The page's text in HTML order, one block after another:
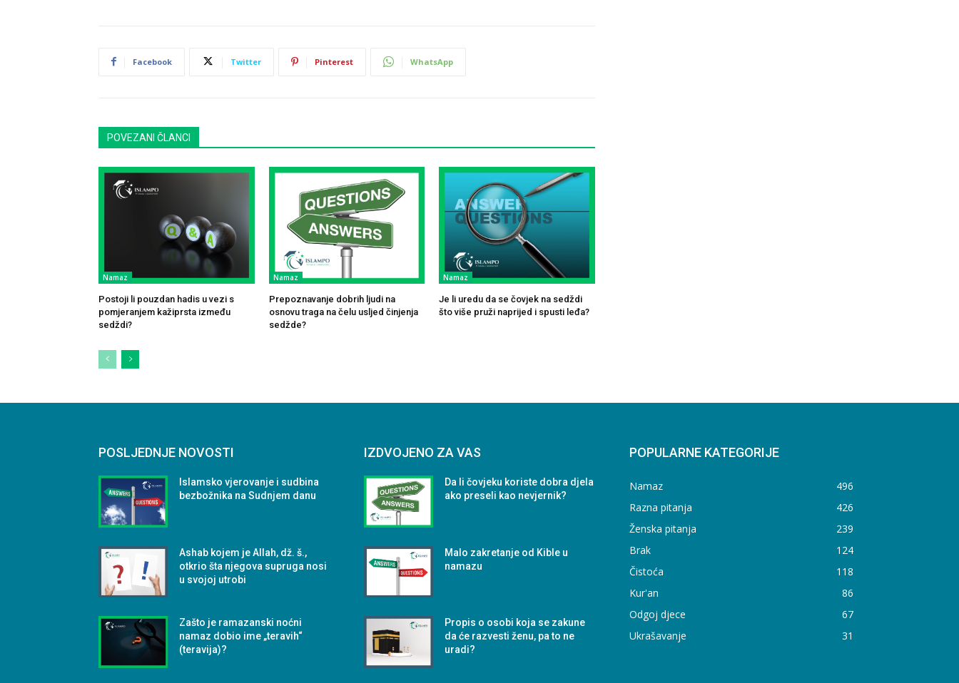
Facebook Twitter Pinterest WhatsApp
POVEZANI ČLANCI
Namaz
Postoji li pouzdan hadis u vezi s
pomjeranjem kažiprsta između
sedždi?
Namaz
Prepoznavanje dobrih ljudi na
osnovu traga na čelu usljed činjenja
sedžde?
Namaz
Je li uredu da se čovjek na sedždi
što više pruži naprijed i spusti leđa?
POSLJEDNJE NOVOSTI
Islamsko vjerovanje i sudbina
bezbožnika na Sudnjem danu
Ashab kojem je Allah, dž. š.,
otkrio šta njegova supruga nosi
u svojoj utrobi
Zašto je ramazanski noćni
namaz dobio ime „teravih“
(teravija)?
IZDVOJENO ZA VAS
Da li čovjeku koriste dobra djela
ako preseli kao nevjernik?
Malo zakretanje od Kible u
namazu
Propis o osobi koja se zakune
da će razvesti ženu, pa to ne
uradi?
POPULARNE KATEGORIJE
Namaz
496
Razna pitanja
426
Ženska pitanja
239
Brak
124
Čistoća
118
Kur'an
86
Odgoj djece
67
Ukrašavanje
31